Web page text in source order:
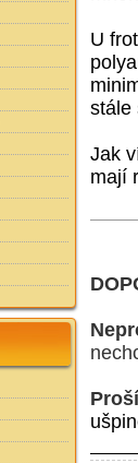
U
stále
Jak
mají